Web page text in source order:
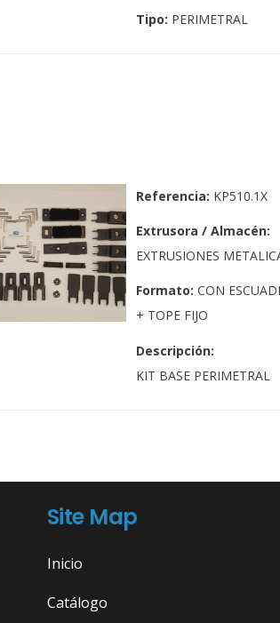
Tipo: PERIMETRAL
Referencia: KP510.1X
Extrusora / Almacén:
EXTRUSIONES
Formato:CON
+ TOPE FIJO
Descripción:
KIT BASE PERIMETRAL
Site Map
Inicio
Catálogo